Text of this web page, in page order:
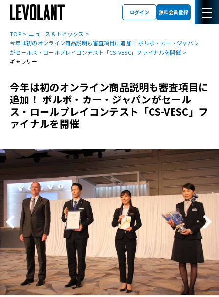
ログイン 無料会員登録
TOP
ニュース＆トピックス
今年は初のオンライン商品説明も審査項目に追加！ ボルボ・カー・ジャパン
がセールス・ロールプレイコンテスト「CS-VESC」ファイナルを開催
ギャラリー
今年は初のオンライン商品説明も審査項目に
追加！ ボルボ・カー・ジャパンがセール
ス・ロールプレイコンテスト「CS-VESC」フ
ァイナルを開催